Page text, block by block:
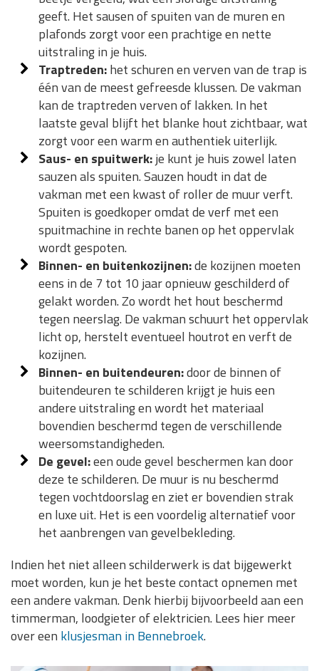
geeft. Het sausen of spuiten van de muren en
plafonds zorgt voor een prachtige en nette
uitstraling in je huis.
Traptreden:het schuren en verven van de trap is
één van de meest gefreesde klussen. De vakman
kan de traptreden verven of lakken. In het
laatste geval blijft het blanke hout zichtbaar, wat
zorgt voor een warm en authentiek uiterlijk.
Saus- en spuitwerk:je kunt je huis zowel laten
sauzen als spuiten. Sauzen houdt in dat de
vakman met een kwast of roller de muur verft.
Spuiten is goedkoper omdat de verf met een
spuitmachine in rechte banen op het oppervlak
wordt gespoten.
Binnen- en buitenkozijnen:de kozijnen moeten
eens in de 7 tot 10 jaar opnieuw geschilderd of
gelakt worden. Zo wordt het hout beschermd
tegen neerslag. De vakman schuurt het oppervlak
licht op, herstelt eventueel houtrot en verft de
kozijnen.
Binnen- en buitendeuren:door de binnen of
buitendeuren te schilderen krijgt je huis een
andere uitstraling en wordt het materiaal
bovendien beschermd tegen de verschillende
weersomstandigheden.
De gevel:een oude gevel beschermen kan door
deze te schilderen. De muur is nu beschermd
tegen vochtdoorslag en ziet er bovendien strak
en luxe uit. Het is een voordelig alternatief voor
het aanbrengen van gevelbekleding.
Indien het niet alleen schilderwerk is dat bijgewerkt
moet worden, kun je het beste contact opnemen met
een andere vakman. Denk hierbij bijvoorbeeld aan een
timmerman, loodgieter of elektricien. Lees hier meer
over een klusjesman in Bennebroek.